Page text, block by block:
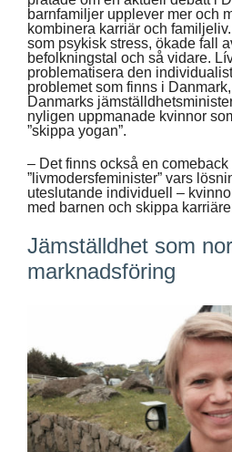
barnfamiljer upplever mer och
kombinera karriär och
som psykisk stress, ökade fall
befolkningstal och så vidare.
problematisera den
problemet som finns i
Danmarks
nyligen uppmanade kvinnor
”skippa yogan”.
– Det finns också en comeback
”livmodersfeminister” vars
uteslutande individuell –
med barnen och skippa
Jämställdhet som
marknadsföring